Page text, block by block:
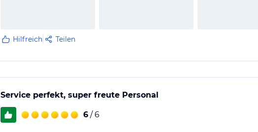
Hilfreich Teilen
Service perfekt, super freute Personal
6 / 6